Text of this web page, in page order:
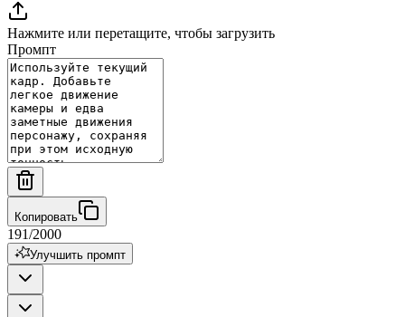
Нажмите или перетащите, чтобы загрузить
Промпт
Копировать
191/2000
Улучшить промпт